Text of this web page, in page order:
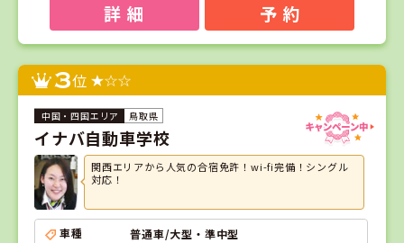
詳 細 予 約
3位
鳥取県
イナバ自動車学校
関西エリアから人気の合宿免許！wi-fi完備！シングル
対応！
車種
普通車/大型・準中型